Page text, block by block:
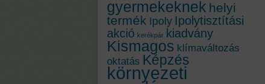
gyermekeknek helyi
termék Ipoly Ipolytisztítási
akció kerékpár kiadvány
Kismagos klímaváltozás
oktatás Képzés
környezeti